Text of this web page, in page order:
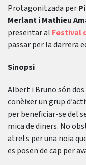
Protagonitzada per
Merlant i Mathieu
presentar al Festival
passar per la darrera
Sinopsi
Albert i Bruno són
conèixer un grup
per beneficiar-se del
mica de diners. No
atrets per una noia
es posen de cap per